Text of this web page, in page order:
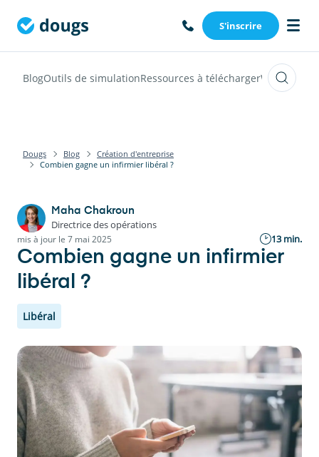
S'inscrire
BlogOutils de simulationRessources à téléchargerWebinars
Dougs Blog
Création d'entreprise
Combien gagne un infirmier libéral ?
Maha Chakroun
Directrice des opérations
mis à jour le 7 mai 2025 13 min.
Combien gagne un infirmier
libéral ?
Libéral